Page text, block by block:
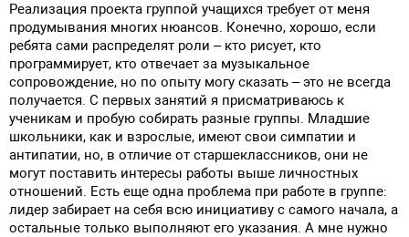
Реализация проекта группой учащихся требует от меня
продумывания многих нюансов. Конечно, хорошо, если
ребята сами распределят роли – кто рисует, кто
программирует, кто отвечает за музыкальное
сопровождение, но по опыту могу сказать – это не всегда
получается. С первых занятий я присматриваюсь к
ученикам и пробую собирать разные группы. Младшие
школьники, как и взрослые, имеют свои симпатии и
антипатии, но, в отличие от старшеклассников, они не
могут поставить интересы работы выше личностных
отношений. Есть еще одна проблема при работе в группе:
лидер забирает на себя всю инициативу с самого начала, а
остальные только выполняют его указания. А мне нужно